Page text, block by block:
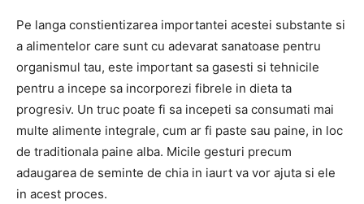
Pe langa constientizarea importantei acestei substante si
a alimentelor care sunt cu adevarat sanatoase pentru
organismul tau, este important sa gasesti si tehnicile
pentru a incepe sa incorporezi fibrele in dieta ta
progresiv. Un truc poate fi sa incepeti sa consumati mai
multe alimente integrale, cum ar fi paste sau paine, in loc
de traditionala paine alba. Micile gesturi precum
adaugarea de seminte de chia in iaurt va vor ajuta si ele
in acest proces.